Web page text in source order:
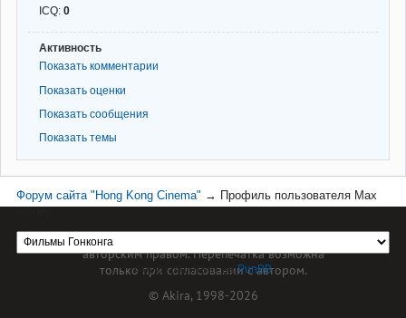
ICQ: 0
Активность
Показать комментарии
Показать оценки
Показать сообщения
Показать темы
Форум сайта "Hong Kong Cinema" → Профиль пользователя Max
Форум работает наPunBB
Материал сайта hkcinema.ru защищен
авторским правом. Перепечатка возможна
только при согласовании с автором.
© Akira, 1998-2026